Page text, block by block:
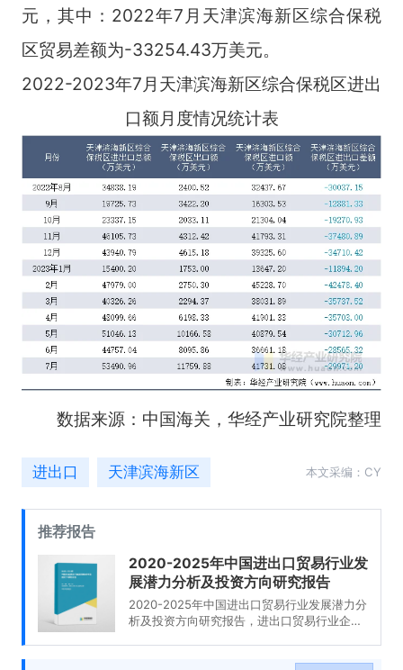
元，其中：2022年7月天津滨海新区综合保税
区贸易差额为-33254.43万美元。
2022-2023年7月天津滨海新区综合保税区进出
口额月度情况统计表
数据来源：中国海关，华经产业研究院整理
进出口 天津滨海新区 本文采编：CY
推荐报告
2020-2025年中国进出口贸易行业发
展潜力分析及投资方向研究报告
2020-2025年中国进出口贸易行业发展潜力分
析及投资方向研究报告，进出口贸易行业企业